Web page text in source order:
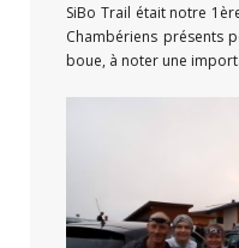
SiBo Trail était notre
Chambériens présents
boue, à noter une